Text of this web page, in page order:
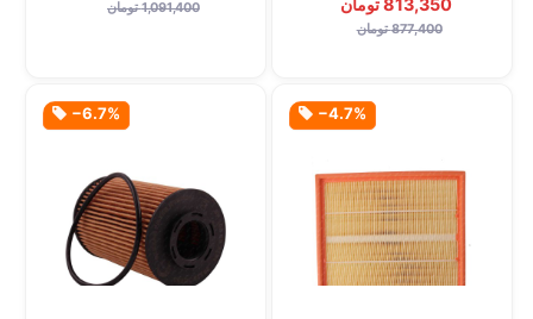
877,400 تومان
1,091,400 تومان
‎−4.7%
‎−6.7%